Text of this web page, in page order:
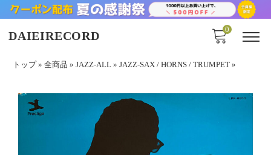
DAIEIRECORD 0
トップ» 全商品 » JAZZ-ALL » JAZZ-SAX / HORNS / TRUMPET »